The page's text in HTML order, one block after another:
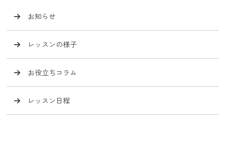
お知らせ
レッスンの様子
お役立ちコラム
レッスン日程